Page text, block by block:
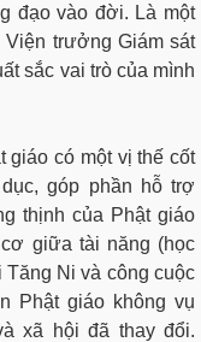
đạo vào đời. Là một
Viện trưởng Giám sát
sắc vai trò của mình
giáo có một vị thế cốt
góp phần hỗ trợ
thịnh của Phật giáo
giữa tài năng (học
Ni và công cuộc
Phật giáo không vụ
xã hội đã thay đổi.